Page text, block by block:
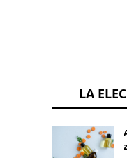
LA